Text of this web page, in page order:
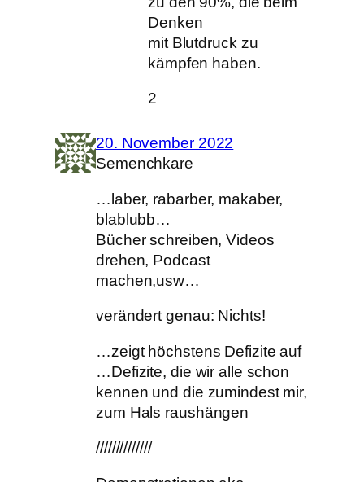
Denken
mit Blutdruck zu
kämpfen haben.
2
20. November 2022
Semenchkare
…laber, rabarber, makaber,
blablubb…
Bücher schreiben, Videos
drehen, Podcast
machen,usw…
verändert genau: Nichts!
…zeigt höchstens Defizite auf
…Defizite, die wir alle schon
kennen und die zumindest mir,
zum Hals raushängen
//////////////